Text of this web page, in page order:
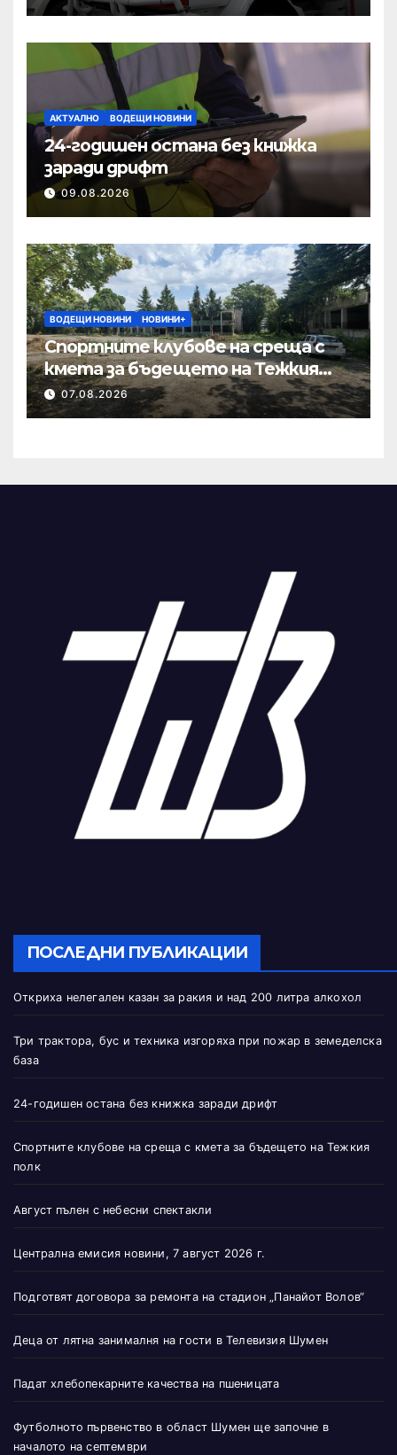
АКТУАЛНО ВОДЕЩИ НОВИНИ
24-годишен остана без книжка
заради дрифт
09.08.2026
ВОДЕЩИ НОВИНИ НОВИНИ+
Спортните клубове на среща с
кмета за бъдещето на Тежкия
полк
07.08.2026
ПОСЛЕДНИ ПУБЛИКАЦИИ
Откриха нелегален казан за ракия и над 200 литра алкохол
Три трактора, бус и техника изгоряха при пожар в земеделска
база
24-годишен остана без книжка заради дрифт
Спортните клубове на среща с кмета за бъдещето на Тежкия
полк
Август пълен с небесни спектакли
Централна емисия новини, 7 август 2026 г.
Подготвят договора за ремонта на стадион „Панайот Волов“
Деца от лятна занималня на гости в Телевизия Шумен
Падат хлебопекарните качества на пшеницата
Футболното първенство в област Шумен ще започне в
началото на септември